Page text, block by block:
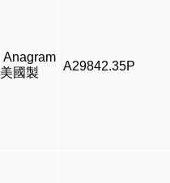
Anagram
美國製
A29842.35P